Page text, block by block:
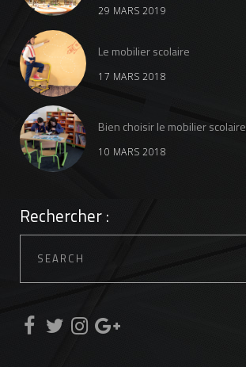
29 MARS 2019
Le mobilier scolaire
17 MARS 2018
Bien choisir le mobilier scolaire
10 MARS 2018
Rechercher :